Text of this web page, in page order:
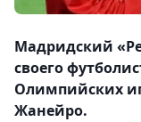
Мадридский
своего
Олимпийских
Жанейро.